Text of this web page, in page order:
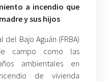
a incendio que
y sus hijos
del Bajo Aguán (FRBA)
campo como las
ambientales en
de vivienda